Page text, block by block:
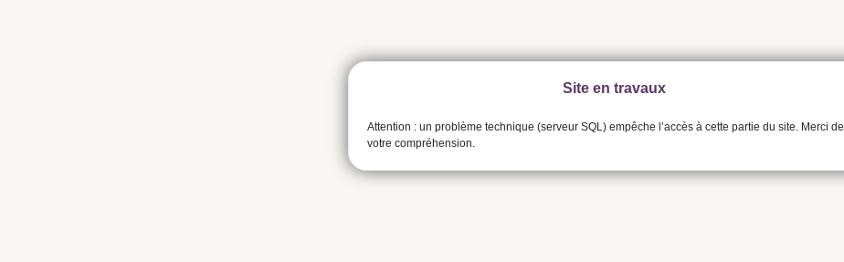
Site en travaux
Attention : un problème technique (serveur SQL) empêche l’accès à cette partie du site. Merci de
votre compréhension.